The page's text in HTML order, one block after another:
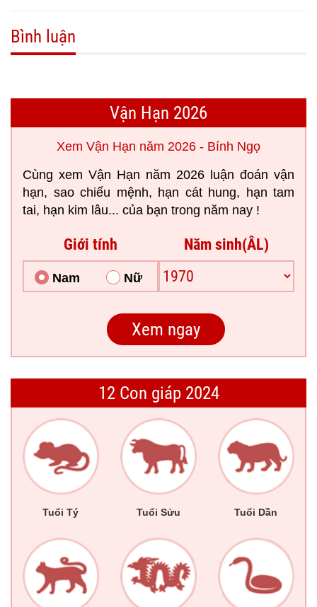
Bình luận
Vận Hạn 2026
Xem Vận Hạn năm 2026 - Bính Ngọ
Cùng xem Vận Hạn năm 2026 luận đoán vận
hạn, sao chiếu mệnh, hạn cát hung, hạn tam
tai, hạn kim lâu... của bạn trong năm nay !
Giới tính
Nam Nữ
Năm sinh(ÂL)
12 Con giáp 2024
Tuổi Tý Tuổi Sửu Tuổi Dần